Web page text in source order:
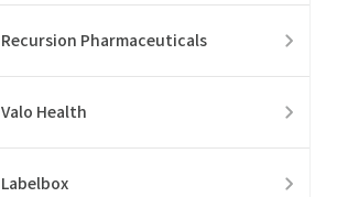
Recursion Pharmaceuticals
Valo Health
Labelbox